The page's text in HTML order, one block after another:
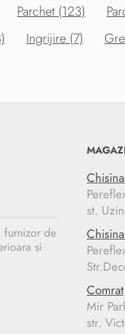
Parchet (123)
Ingrijire (7)
furnizor de
si
st.
Comrat
Mir
str.